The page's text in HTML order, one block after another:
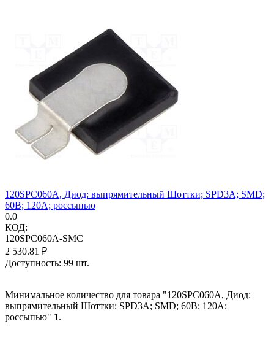
120SPC060A, Диод: выпрямительный Шоттки; SPD3A; SMD;
60В; 120А; россыпью
0.0
КОД:
120SPC060A-SMC
2 530.81 ₽
Доступность: 99 шт.
Минимальное количество для товара "120SPC060A, Диод:
выпрямительный Шоттки; SPD3A; SMD; 60В; 120А;
россыпью" 1.